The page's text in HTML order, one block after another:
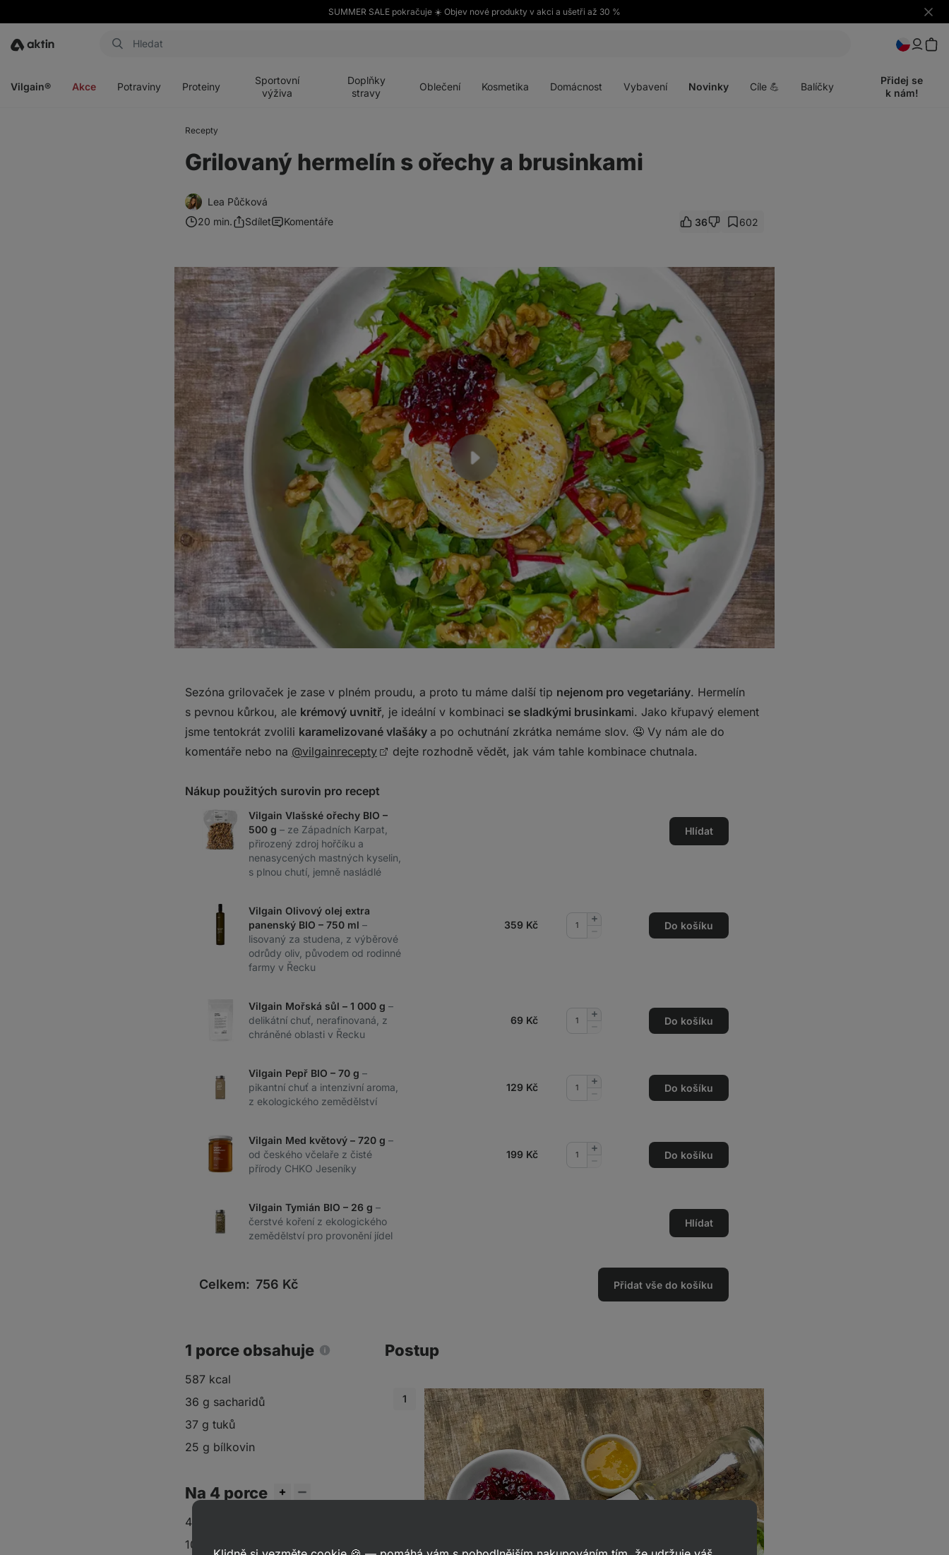
SUMMER SALE pokračuje ☀️ Objev nové produkty v akci a ušetři až 30 %
Skrýt
Aktin
Vilgain® Akce Potraviny Proteiny
Sportovní
výživa
Doplňky
stravy
Oblečení Kosmetika Domácnost Vybavení Novinky Cíle 💪 Balíčky
Přidej se
k nám!
Recepty
Grilovaný hermelín s ořechy a brusinkami
Lea Půčková
20 min.
Sdílet Komentáře 36 602
Sezóna grilovaček je zase v plném proudu, a proto tu máme další tip nejenom pro vegetariány. Hermelín
s pevnou kůrkou, ale krémový uvnitř, je ideální v kombinaci se sladkými brusinkami. Jako křupavý element
jsme tentokrát zvolili karamelizované vlašáky a po ochutnání zkrátka nemáme slov. 🤤 Vy nám ale do
komentáře nebo na @vilgainrecepty dejte rozhodně vědět, jak vám tahle kombinace chutnala.
Nákup použitých surovin pro recept
Vilgain Vlašské ořechy BIO –
500 g – ze Západních Karpat,
přirozený zdroj hořčíku a
nenasycených mastných kyselin,
s plnou chutí, jemně nasládlé
Hlídat
Vilgain Olivový olej extra
panenský BIO – 750 ml –
lisovaný za studena, z výběrové
odrůdy oliv, původem od rodinné
farmy v Řecku
359 Kč
Přidat
Do košíku
Vilgain Mořská sůl – 1 000 g –
delikátní chuť, nerafinovaná, z
chráněné oblasti v Řecku
69 Kč
Přidat
Do košíku
Vilgain Pepř BIO – 70 g –
pikantní chuť a intenzivní aroma,
z ekologického zemědělství
129 Kč
Přidat
Do košíku
Vilgain Med květový – 720 g –
od českého včelaře z čisté
přírody CHKO Jeseníky
199 Kč
Přidat
Do košíku
Vilgain Tymián BIO – 26 g –
čerstvé koření z ekologického
zemědělství pro provonění jídel
Hlídat
Celkem: 756 Kč Přidat vše do košíku
1 porce obsahuje
587 kcal
36 g sacharidů
37 g tuků
25 g bílkovin
Na 4 porce
4 hermelíny
100 g
Postup